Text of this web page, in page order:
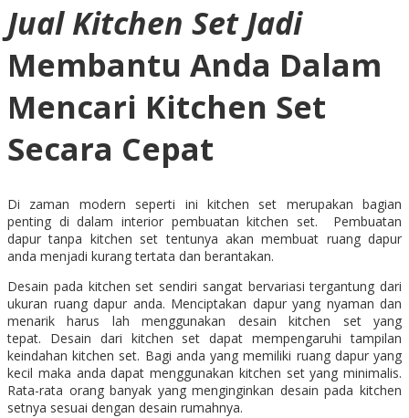
Jual Kitchen Set Jadi
Membantu Anda Dalam
Mencari Kitchen Set
Secara Cepat
Di zaman modern seperti ini kitchen set merupakan bagian
penting di dalam interior pembuatan kitchen set. Pembuatan
dapur tanpa kitchen set tentunya akan membuat ruang dapur
anda menjadi kurang tertata dan berantakan.
Desain pada kitchen set sendiri sangat bervariasi tergantung dari
ukuran ruang dapur anda. Menciptakan dapur yang nyaman dan
menarik harus lah menggunakan desain kitchen set yang
tepat. Desain dari kitchen set dapat mempengaruhi tampilan
keindahan kitchen set. Bagi anda yang memiliki ruang dapur yang
kecil maka anda dapat menggunakan kitchen set yang minimalis.
Rata-rata orang banyak yang menginginkan desain pada kitchen
setnya sesuai dengan desain rumahnya.